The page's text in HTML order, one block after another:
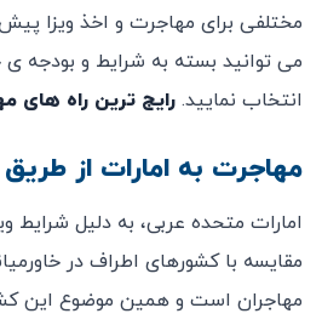
مختلفی برای مهاجرت و اخذ ویزا
می توانید بسته به شرایط و بودجه ی
انتخاب نمایید. رایج ترین راه های
مهاجرت به امارات از طریق
امارات متحده عربی، به دلیل شرایط
مقایسه با کشورهای اطراف در
مهاجران است و همین موضوع این